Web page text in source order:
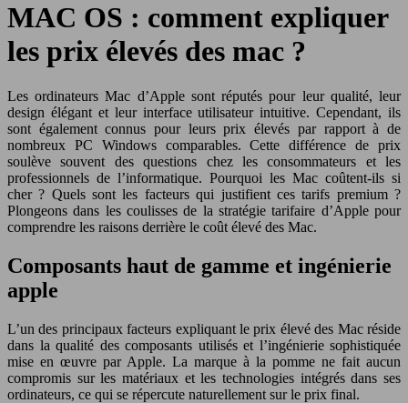
MAC OS : comment expliquer
les prix élevés des mac ?
Les ordinateurs Mac d’Apple sont réputés pour leur qualité, leur
design élégant et leur interface utilisateur intuitive. Cependant, ils
sont également connus pour leurs prix élevés par rapport à de
nombreux PC Windows comparables. Cette différence de prix
soulève souvent des questions chez les consommateurs et les
professionnels de l’informatique. Pourquoi les Mac coûtent-ils si
cher ? Quels sont les facteurs qui justifient ces tarifs premium ?
Plongeons dans les coulisses de la stratégie tarifaire d’Apple pour
comprendre les raisons derrière le coût élevé des Mac.
Composants haut de gamme et ingénierie
apple
L’un des principaux facteurs expliquant le prix élevé des Mac réside
dans la qualité des composants utilisés et l’ingénierie sophistiquée
mise en œuvre par Apple. La marque à la pomme ne fait aucun
compromis sur les matériaux et les technologies intégrés dans ses
ordinateurs, ce qui se répercute naturellement sur le prix final.